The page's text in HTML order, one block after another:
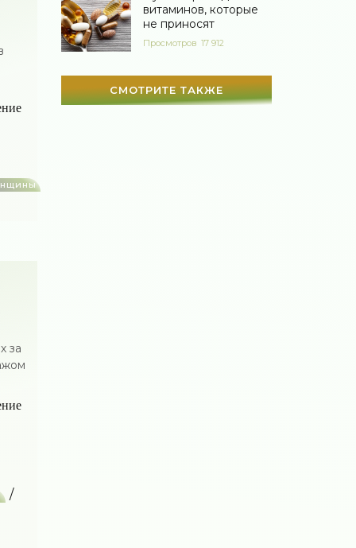
за
/
Мир женщины (1817)
витаминов, которые
не приносят
Просмотров 17 912
СМОТРИТЕ ТАКЖЕ